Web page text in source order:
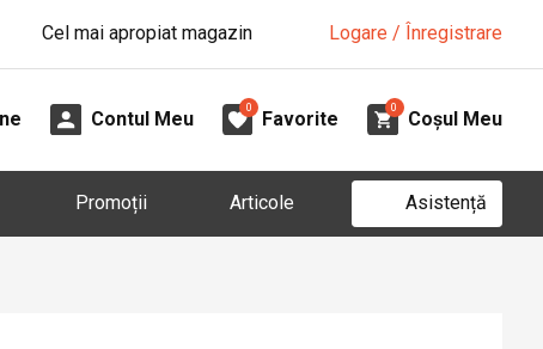
Cel mai apropiat magazin Logare / Înregistrare
Contul Meu
0
Favorite
0
Coșul Meu
Promoții Articole Asistență